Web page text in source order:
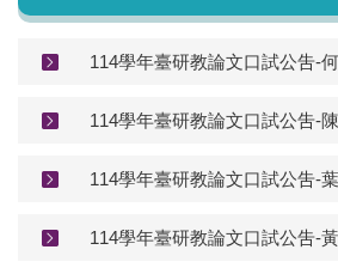
114學年臺研教論文口試公吿-
114學年臺研教論文口試公吿-
114學年臺研教論文口試公吿-
114學年臺研教論文口試公吿-